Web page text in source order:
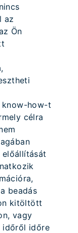
az
Ön
know-how-t
célra
beadás
kitöltött
vagy
időről időre